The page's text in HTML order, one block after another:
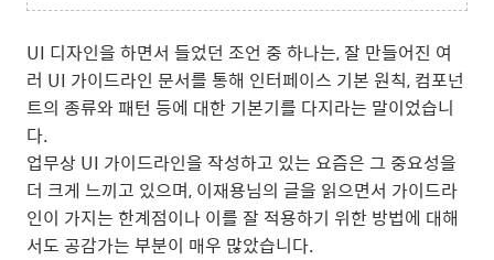
UI 디자인을 하면서 들었던 조언 중 하나는, 잘 만들어진 여
러 UI 가이드라인 문서를 통해 인터페이스 기본 원칙, 컴포넌
트의 종류와 패턴 등에 대한 기본기를 다지라는 말이었습니
다.
업무상 UI 가이드라인을 작성하고 있는 요즘은 그 중요성을
더 크게 느끼고 있으며, 이재용님의 글을 읽으면서 가이드라
인이 가지는 한계점이나 이를 잘 적용하기 위한 방법에 대해
서도 공감가는 부분이 매우 많았습니다.